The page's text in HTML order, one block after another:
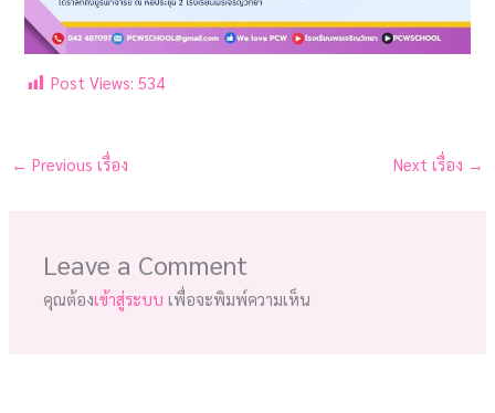
Post Views: 534
← Previous เรื่อง Next เรื่อง →
Leave a Comment
คุณต้องเข้าสู่ระบบ เพื่อจะพิมพ์ความเห็น